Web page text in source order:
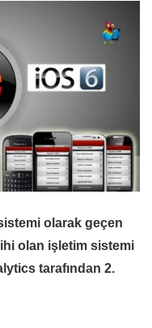
olarak geçen
olan işletim sistemi
tarafından 2.